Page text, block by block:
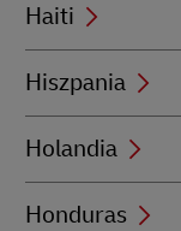
Haiti
Hiszpania
Holandia
Honduras